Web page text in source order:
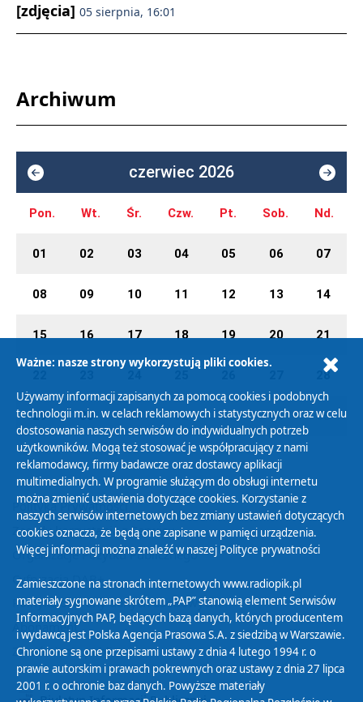
[zdjęcia] 05 sierpnia, 16:01
Archiwum
czerwiec 2026
Pon. Wt. Śr. Czw. Pt. Sob. Nd.
01 02 03 04 05 06 07
08 09 10 11 12 13 14
15 16 17 18 19 20 21
28
29 30 01 02 03 04 05
Polityka Prywatności
Zasady korzystania z Serwisu
Organizacje Pożytku Publicznego
Cyfryzacja DAB+
Polityka ochrony danych osobowych
Abonament
Zamówienia publiczne
Ważne: nasze strony wykorzystują pliki cookies.
Używamy informacji zapisanych za pomocą cookies i podobnych
technologii m.in. w celach reklamowych i statystycznych oraz w celu
dostosowania naszych serwisów do indywidualnych potrzeb
użytkowników. Mogą też stosować je współpracujący z nami
reklamodawcy, firmy badawcze oraz dostawcy aplikacji
multimedialnych. W programie służącym do obsługi internetu
można zmienić ustawienia dotyczące cookies. Korzystanie z
naszych serwisów internetowych bez zmiany ustawień dotyczących
cookies oznacza, że będą one zapisane w pamięci urządzenia.
Więcej informacji można znaleźć w naszej Polityce prywatności
Zamieszczone na stronach internetowych www.radiopik.pl
materiały sygnowane skrótem „PAP” stanowią element Serwisów
Informacyjnych PAP, będących bazą danych, których producentem
i wydawcą jest Polska Agencja Prasowa S.A. z siedzibą w Warszawie.
Chronione są one przepisami ustawy z dnia 4 lutego 1994 r. o
prawie autorskim i prawach pokrewnych oraz ustawy z dnia 27 lipca
2001 r. o ochronie baz danych. Powyższe materiały